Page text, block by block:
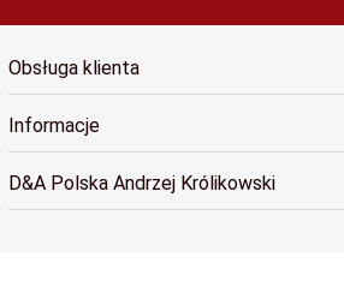
Obsługa klienta
Informacje
D&A Polska Andrzej Królikowski